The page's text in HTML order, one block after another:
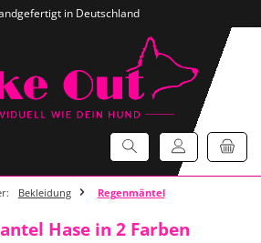
in Deutschland
Bekleidung Regenmäntel
Hase in 2 Farben